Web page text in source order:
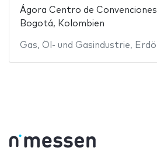
Ágora Centro de Convenciones
Bogotá, Kolombien
Gas, Öl- und Gasindustrie, Erdöl